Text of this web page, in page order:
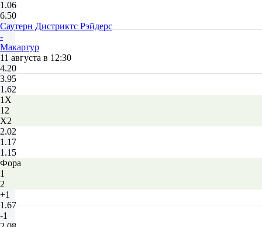
1.06
6.50
Саутерн Дистриктс Рэйдерс
-
Макартур
11 августа в 12:30
4.20
3.95
1.62
1X
12
X2
2.02
1.17
1.15
Фора
1
2
+1
1.67
-1